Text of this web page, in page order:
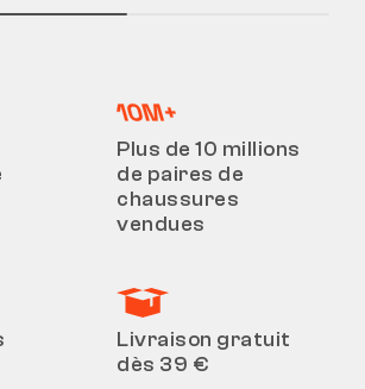
Plus de 10 millions
de paires de
chaussures
vendues
Livraison gratuit
dès 39 €